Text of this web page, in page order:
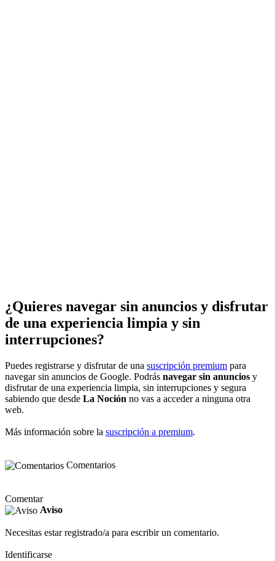
¿Quieres navegar sin anuncios y disfrutar
de una experiencia limpia y sin
interrupciones?
Puedes registrarse y disfrutar de una suscripción premium para
navegar sin anuncios de Google. Podrás navegar sin anuncios y
disfrutar de una experiencia limpia, sin interrupciones y segura
sabiendo que desde La Noción no vas a acceder a ninguna otra
web.
Más información sobre la suscripción a premium.
Comentarios
Comentar
Aviso
Necesitas estar registrado/a para escribir un comentario.
Identificarse